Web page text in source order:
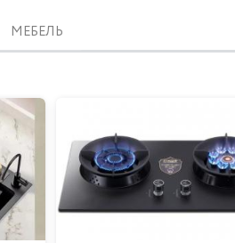
МЕБЕЛЬ